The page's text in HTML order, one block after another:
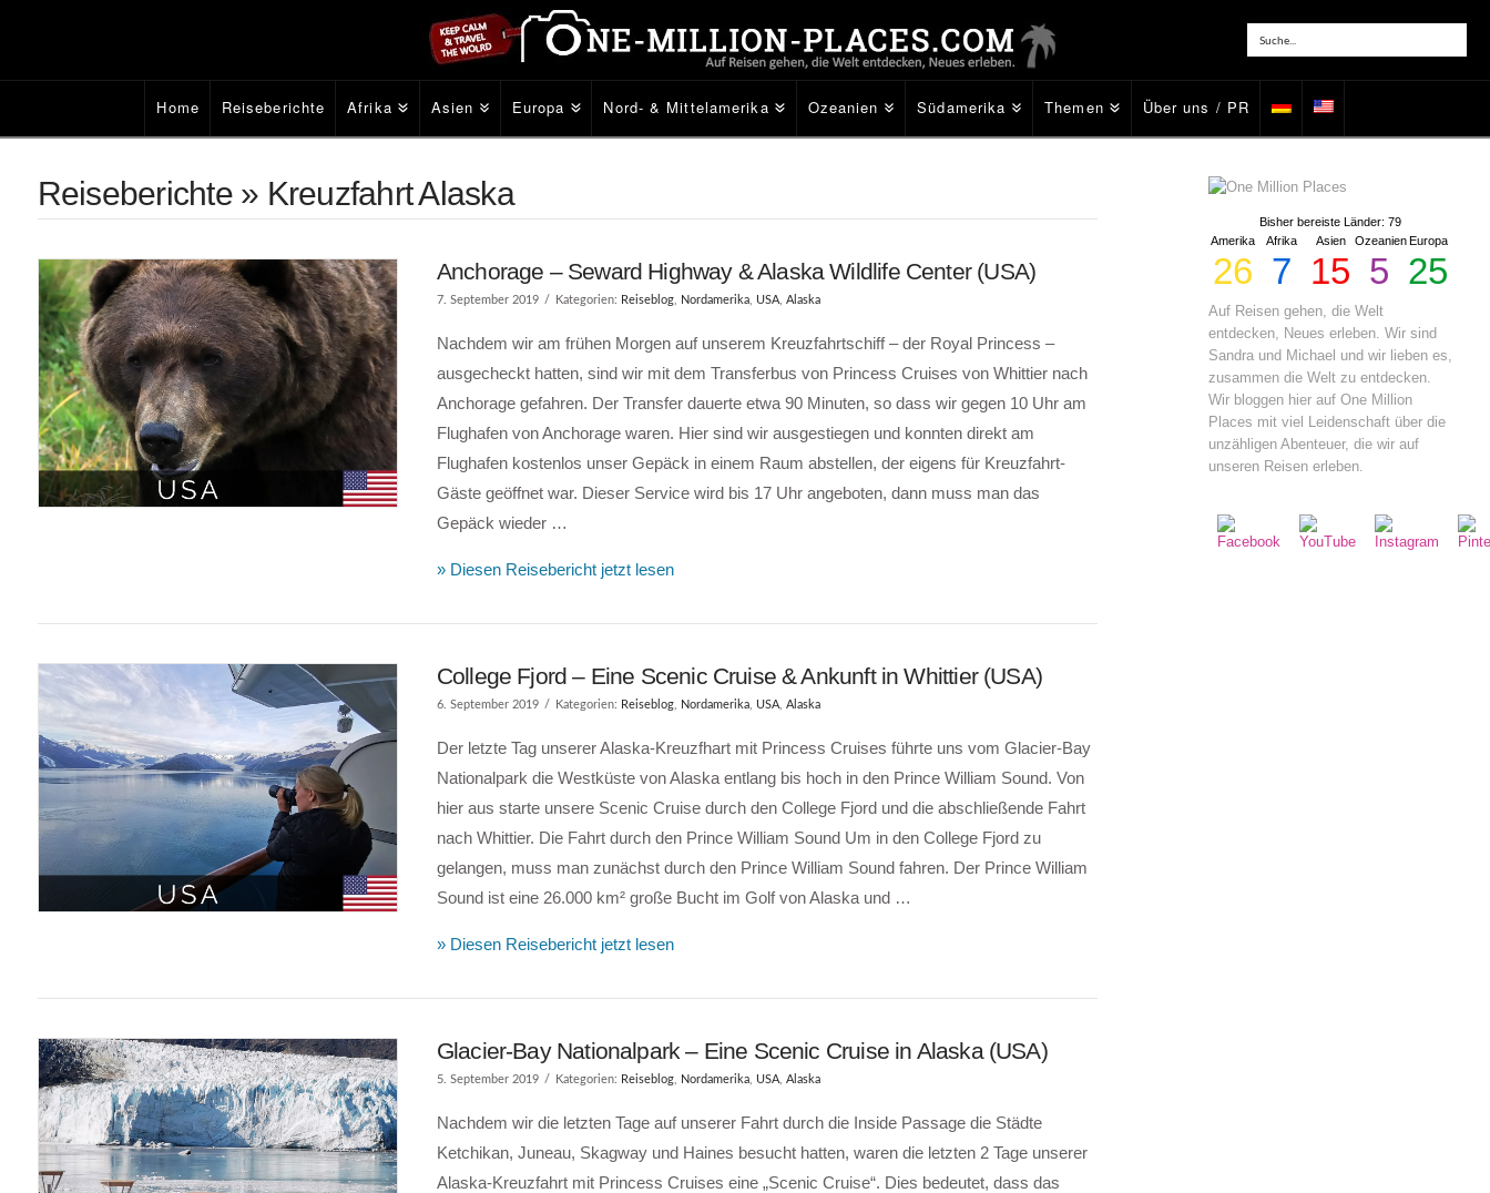
Home Reiseberichte Afrika Asien Europa Nord- & Mittelamerika Ozeanien Südamerika Themen Über uns / PR
Reiseberichte » Kreuzfahrt Alaska
VIEW POST
Anchorage – Seward Highway & Alaska Wildlife Center (USA)
7. September 2019 Kategorien: Reiseblog, Nordamerika, USA, Alaska
Nachdem wir am frühen Morgen auf unserem Kreuzfahrtschiff – der Royal Princess –
ausgecheckt hatten, sind wir mit dem Transferbus von Princess Cruises von Whittier nach
Anchorage gefahren. Der Transfer dauerte etwa 90 Minuten, so dass wir gegen 10 Uhr am
Flughafen von Anchorage waren. Hier sind wir ausgestiegen und konnten direkt am
Flughafen kostenlos unser Gepäck in einem Raum abstellen, der eigens für Kreuzfahrt-
Gäste geöffnet war. Dieser Service wird bis 17 Uhr angeboten, dann muss man das
Gepäck wieder …
» Diesen Reisebericht jetzt lesen
College Fjord – Eine Scenic Cruise & Ankunft in Whittier (USA)
6. September 2019 Kategorien: Reiseblog, Nordamerika, USA, Alaska
Der letzte Tag unserer Alaska-Kreuzfhart mit Princess Cruises führte uns vom Glacier-Bay
Nationalpark die Westküste von Alaska entlang bis hoch in den Prince William Sound. Von
hier aus starte unsere Scenic Cruise durch den College Fjord und die abschließende Fahrt
nach Whittier. Die Fahrt durch den Prince William Sound Um in den College Fjord zu
gelangen, muss man zunächst durch den Prince William Sound fahren. Der Prince William
Sound ist eine 26.000 km² große Bucht im Golf von Alaska und …
» Diesen Reisebericht jetzt lesen
Glacier-Bay Nationalpark – Eine Scenic Cruise in Alaska (USA)
5. September 2019 Kategorien: Reiseblog, Nordamerika, USA, Alaska
Nachdem wir die letzten Tage auf unserer Fahrt durch die Inside Passage die Städte
Ketchikan, Juneau, Skagway und Haines besucht hatten, waren die letzten 2 Tage unserer
Alaska-Kreuzfahrt mit Princess Cruises eine „Scenic Cruise“. Dies bedeutet, dass das
Bisher bereiste Länder: 79
Amerika
26
Afrika
7
Asien
15
Ozeanien
5
Europa
25
Auf Reisen gehen, die Welt
entdecken, Neues erleben. Wir sind
Sandra und Michael und wir lieben es,
zusammen die Welt zu entdecken.
Wir bloggen hier auf One Million
Places mit viel Leidenschaft über die
unzähligen Abenteuer, die wir auf
unseren Reisen erleben.